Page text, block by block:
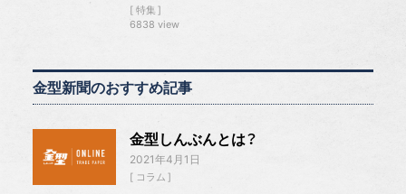
特集
6838 view
金型新聞のおすすめ記事
金型しんぶんとは？
2021年4月1日
コラム